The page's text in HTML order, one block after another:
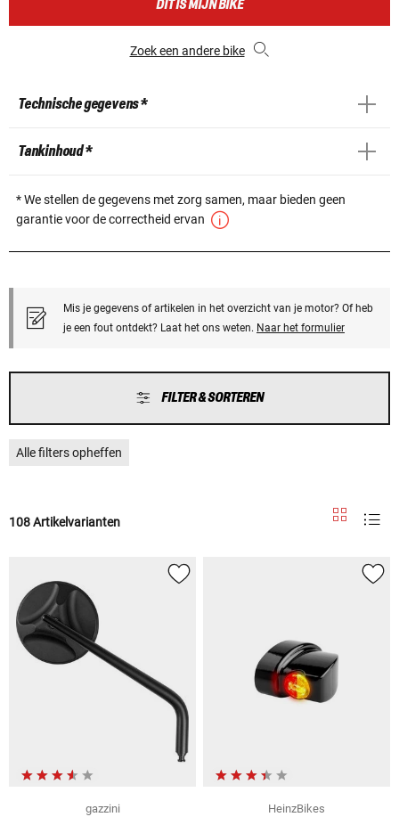
DIT IS MIJN BIKE
Zoek een andere bike
Technische gegevens *
Tankinhoud *
* We stellen de gegevens met zorg samen, maar bieden geen
garantie voor de correctheid ervan
Mis je gegevens of artikelen in het overzicht van je motor? Of heb
je een fout ontdekt? Laat het ons weten. Naar het formulier
FILTER & SORTEREN
Alle filters opheffen
108 Artikelvarianten
gazzini
HeinzBikes